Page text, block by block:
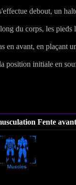
debout, un
du corps, les pieds
en avant, en plaçant
position initiale en
Fente